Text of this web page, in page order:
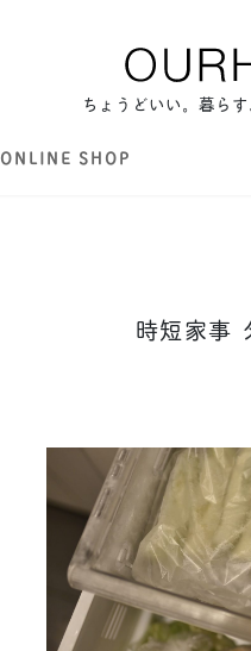
ちょうどいい。暮ら
ONLINE SHOP
時短家事